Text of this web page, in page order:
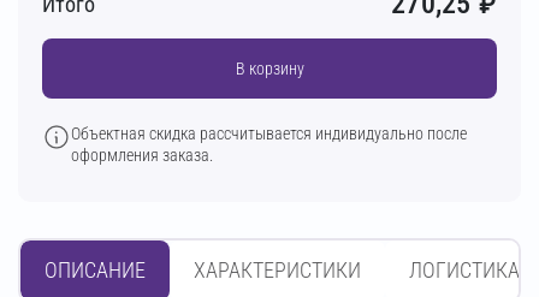
В корзину
Объектная скидка рассчитывается индивидуально после
оформления заказа.
ОПИСАНИЕ ХАРАКТЕРИСТИКИ ЛОГИСТИКА